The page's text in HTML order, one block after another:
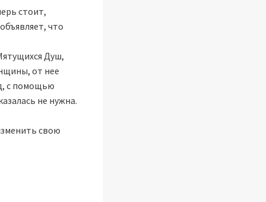
стоит,
что
Душ,
от нее
с помощью
не нужна.
свою